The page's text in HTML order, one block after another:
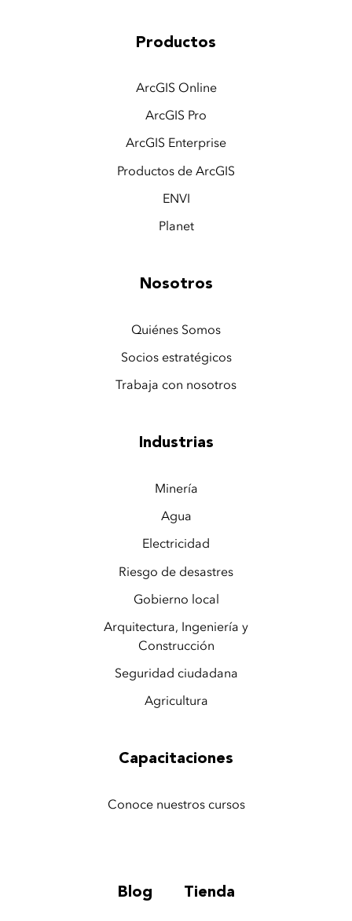
Productos
ArcGIS Online
ArcGIS Pro
ArcGIS Enterprise
Productos de ArcGIS
ENVI
Planet
Nosotros
Quiénes Somos
Socios estratégicos
Trabaja con nosotros
Industrias
Minería
Agua
Electricidad
Riesgo de desastres
Gobierno local
Arquitectura, Ingeniería y
Construcción
Seguridad ciudadana
Agricultura
Capacitaciones
Conoce nuestros cursos
Blog Tienda